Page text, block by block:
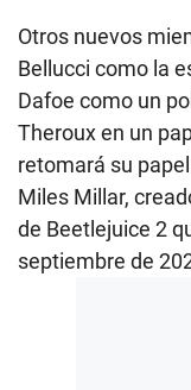
Otros nuevos
Bellucci como la
Dafoe como un
Theroux en un
retomará su
Miles Millar,
de Beetlejuice 2
septiembre de